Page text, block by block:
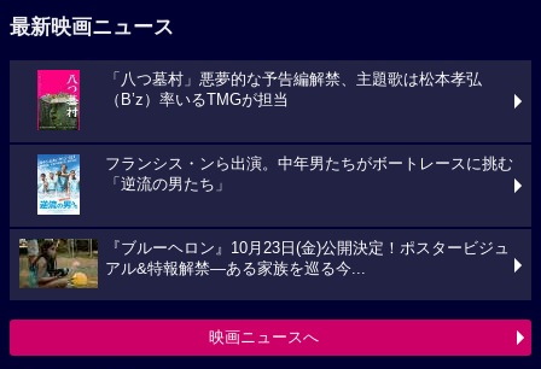
最新映画ニュース
「八つ墓村」悪夢的な予告編解禁、主題歌は松本孝弘
（B’z）率いるTMGが担当
フランシス・ンら出演。中年男たちがボートレースに挑む
「逆流の男たち」
『ブルーヘロン』10月23日(金)公開決定！ポスタービジュ
アル&特報解禁―ある家族を巡る今...
映画ニュースへ